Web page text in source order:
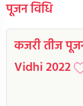
पूजन विधि
कजरी तीज
Vidhi 2022